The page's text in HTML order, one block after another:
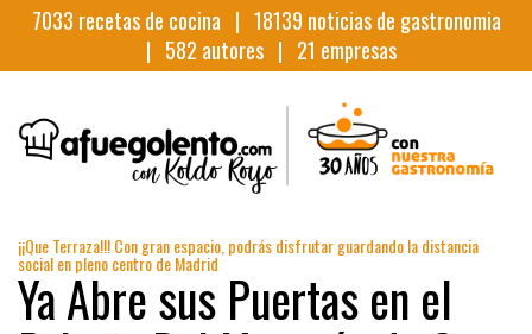
7033 recetas de cocina | 18139 noticias de gastronomia
| 582 autores | 21 empresas
¡¡Que Terraza!!! Con gran espacio, podrás disfrutar guardando la distancia
social en pleno centro de Madrid
Ya Abre sus Puertas en el